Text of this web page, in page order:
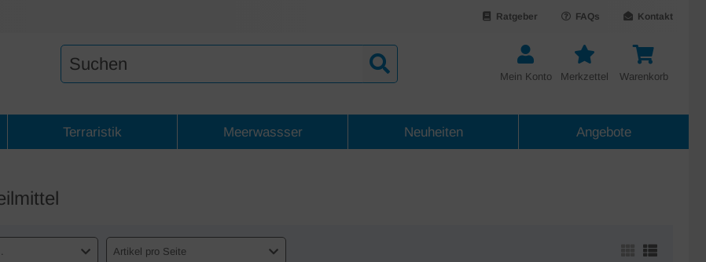
Kontakt
FAQs
Ratgeber
Warenkorb
Merkzettel
Mein Konto
Terraristik Meerwassser Neuheiten Angebote
Artikel pro Seite